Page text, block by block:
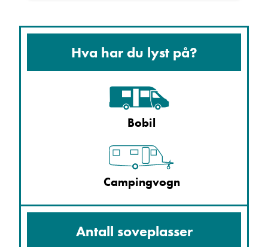
Hva har du lyst på?
Bobil
Campingvogn
Antall soveplasser